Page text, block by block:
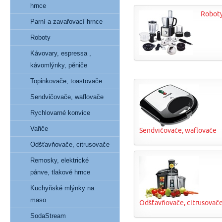
Sendvičovače, waflovače
Odšťavňovače,
hrnce
Parní a zavařovací hrnce
Roboty
Kávovary, espressa ,
kávomlýnky, pěniče
Topinkovače, toastovače
Sendvičovače, waflovače
Rychlovarné konvice
Vařiče
Odšťavňovače, citrusovače
Remosky, elektrické
pánve, tlakové hrnce
Kuchyňské mlýnky na
maso
SodaStream